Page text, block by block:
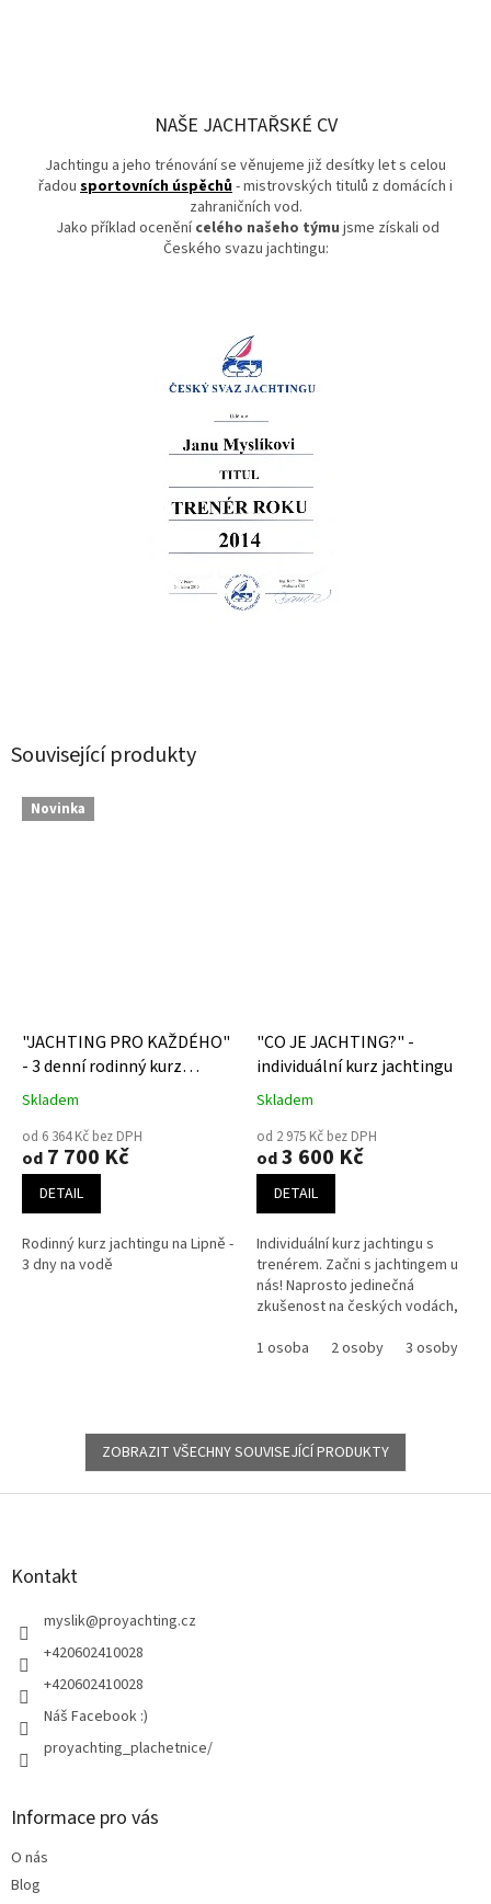
Související produkty
Novinka
"JACHTING PRO KAŽDÉHO"
- 3 denní rodinný kurz
jachtingu na Lipně
Skladem
od 6 364 Kč bez DPH
od 7 700 Kč
DETAIL
Rodinný kurz jachtingu na Lipně -
3 dny na vodě
"CO JE JACHTING?" -
individuální kurz jachtingu
Skladem
od 2 975 Kč bez DPH
od3 600 Kč
DETAIL
Individuální kurz jachtingu s
trenérem. Začni s jachtingem u
nás! Naprosto jedinečná
zkušenost na českých vodách,
sportovních plachetnicích a...
1 osoba 2 osoby 3 osoby
ZOBRAZIT VŠECHNY SOUVISEJÍCÍ PRODUKTY
NAŠE JACHTAŘSKÉ CV
Jachtingu a jeho trénování se věnujeme již desítky let s celou
řadou sportovních úspěchů- mistrovských titulů z domácích i
zahraničních vod.
Jako příklad oceněnícelého našeho týmu jsme získali od
Českého svazu jachtingu:
Z
Kontakt
myslik@proyachting.cz
+420602410028
+420602410028
Náš Facebook :)
proyachting_plachetnice/
Informace pro vás
O nás
Blog